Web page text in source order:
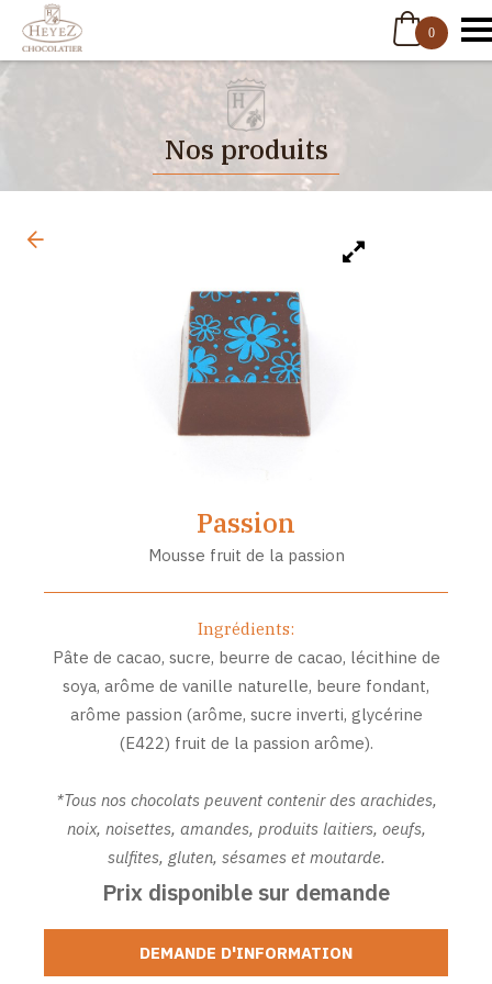
0
Nos produits
Passion
Mousse fruit de la passion
Ingrédients:
Pâte de cacao, sucre, beurre de cacao, lécithine de
soya, arôme de vanille naturelle, beure fondant,
arôme passion (arôme, sucre inverti, glycérine
(E422) fruit de la passion arôme).
*Tous nos chocolats peuvent contenir des arachides,
noix, noisettes, amandes, produits laitiers, oeufs,
sulfites, gluten, sésames et moutarde.
Prix disponible sur demande
DEMANDE D'INFORMATION